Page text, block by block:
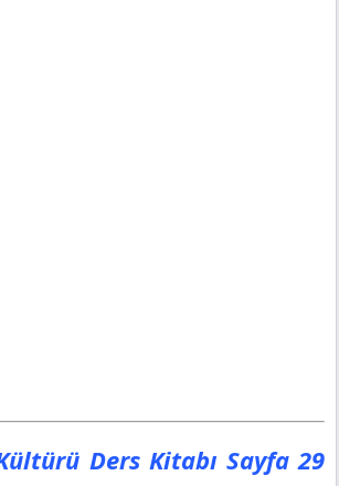
Ders Kitabı Sayfa 29